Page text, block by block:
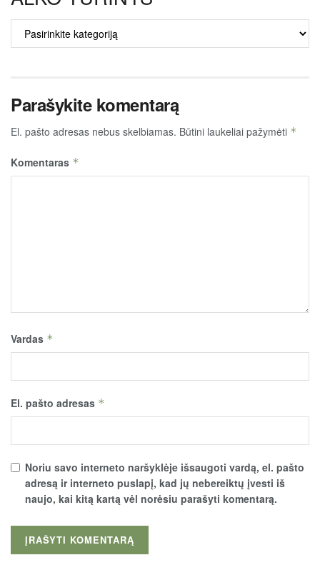
ALKO
TURINYS
Parašykite komentarą
El. pašto adresas nebus skelbiamas. Būtini laukeliai pažymėti *
Komentaras *
Vardas *
El. pašto adresas *
Noriu savo interneto naršyklėje išsaugoti vardą, el. pašto
adresą ir interneto puslapį, kad jų nebereiktų įvesti iš
naujo, kai kitą kartą vėl norėsiu parašyti komentarą.